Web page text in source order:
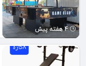
4 هفته پیش